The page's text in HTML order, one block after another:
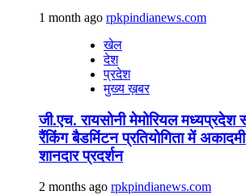
1 month ago rpkpindianews.com
खेल
देश
प्रदेश
मुख्य ख़बर
जी.एच. रायसोनी मेमोरियल मध्यप्रदेश
रैंकिंग बैडमिंटन प्रतियोगिता में
शानदार प्रदर्शन
2 months ago rpkpindianews.com